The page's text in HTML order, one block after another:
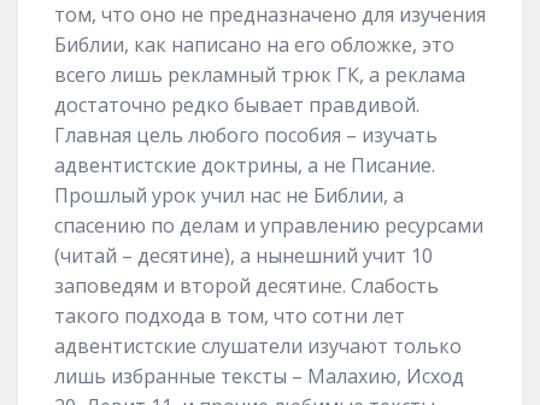
том, что оно не предназначено для изучения
Библии, как написано на его обложке, это
всего лишь рекламный трюк ГК, а реклама
достаточно редко бывает правдивой.
Главная цель любого пособия – изучать
адвентистские доктрины, а не Писание.
Прошлый урок учил нас не Библии, а
спасению по делам и управлению ресурсами
(читай – десятине), а нынешний учит 10
заповедям и второй десятине. Слабость
такого подхода в том, что сотни лет
адвентистские слушатели изучают только
лишь избранные тексты – Малахию, Исход